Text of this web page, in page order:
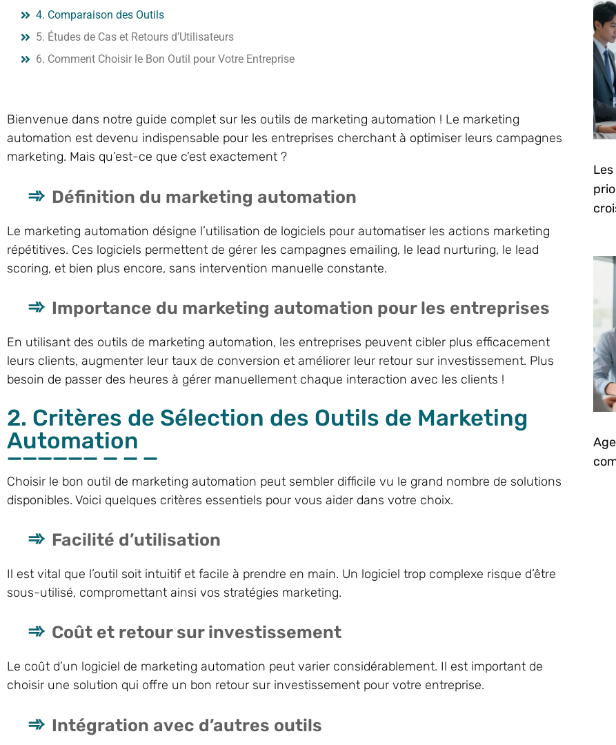
4. Comparaison des Outils
5. Études de Cas et Retours d’Utilisateurs
6. Comment Choisir le Bon Outil pour Votre Entreprise
Bienvenue dans notre guide complet sur les outils de marketing automation ! Le marketing
automation est devenu indispensable pour les entreprises cherchant à optimiser leurs campagnes
marketing. Mais qu’est-ce que c’est exactement ?
Définition du marketing automation
Le marketing automation désigne l’utilisation de logiciels pour automatiser les actions marketing
répétitives. Ces logiciels permettent de gérer les campagnes emailing, le lead nurturing, le lead
scoring, et bien plus encore, sans intervention manuelle constante.
Importance du marketing automation pour les entreprises
En utilisant des outils de marketing automation, les entreprises peuvent cibler plus efficacement
leurs clients, augmenter leur taux de conversion et améliorer leur retour sur investissement. Plus
besoin de passer des heures à gérer manuellement chaque interaction avec les clients !
2. Critères de Sélection des Outils de Marketing
Automation
Choisir le bon outil de marketing automation peut sembler difficile vu le grand nombre de solutions
disponibles. Voici quelques critères essentiels pour vous aider dans votre choix.
Facilité d’utilisation
Il est vital que l’outil soit intuitif et facile à prendre en main. Un logiciel trop complexe risque d’être
sous-utilisé, compromettant ainsi vos stratégies marketing.
Coût et retour sur investissement
Le coût d’un logiciel de marketing automation peut varier considérablement. Il est important de
choisir une solution qui offre un bon retour sur investissement pour votre entreprise.
Intégration avec d’autres outils